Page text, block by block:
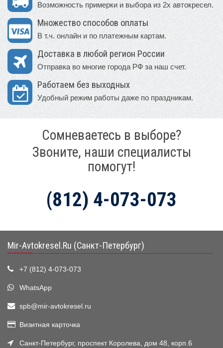
Возможность примерки и выбора из 2х автокресел.
Множество способов оплаты
В т.ч. онлайн и по платежным картам.
Доставка в любой регион России
Отправка во многие города РФ за наш счет.
Работаем без выходных
Удобный режим работы даже по праздникам.
Сомневаетесь в выборе?
Звоните, наши специалисты
помогут!
(812) 4-073-073
Mir-Avtokresel.Ru (Санкт-Петербург)
+7 (812) 4-073-073
WhatsApp
spb@mir-avtokresel.ru
Визитная карточка
Санкт-Петербург, проспект Королева, дом 48, корп.6